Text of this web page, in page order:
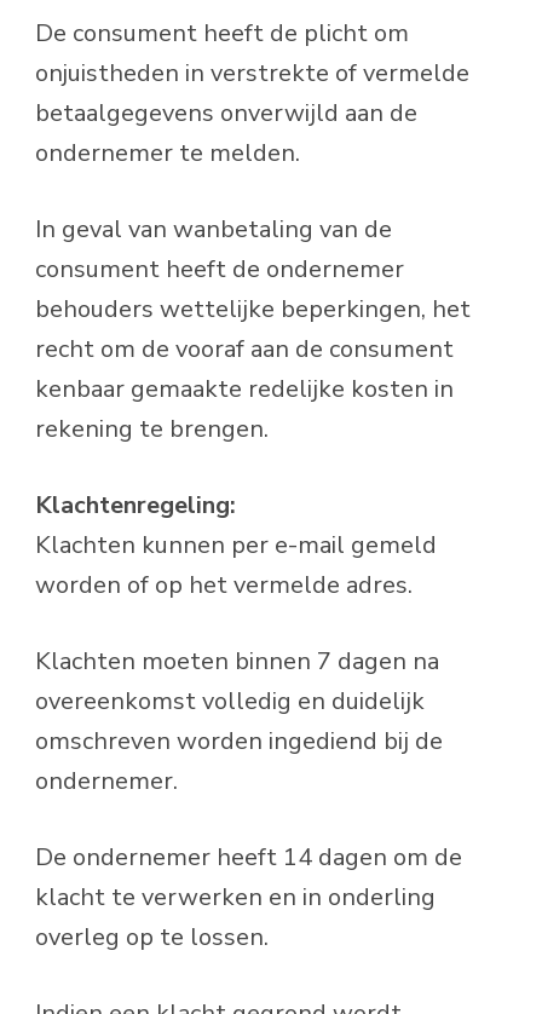
De consument heeft de plicht om
onjuistheden in verstrekte of vermelde
betaalgegevens onverwijld aan de
ondernemer te melden.
In geval van wanbetaling van de
consument heeft de ondernemer
behouders wettelijke beperkingen, het
recht om de vooraf aan de consument
kenbaar gemaakte redelijke kosten in
rekening te brengen.
Klachtenregeling:
Klachten kunnen per e-mail gemeld
worden of op het vermelde adres.
Klachten moeten binnen 7 dagen na
overeenkomst volledig en duidelijk
omschreven worden ingediend bij de
ondernemer.
De ondernemer heeft 14 dagen om de
klacht te verwerken en in onderling
overleg op te lossen.